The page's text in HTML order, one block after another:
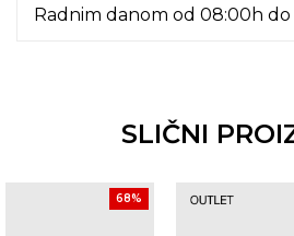
Radnim danom od 08:00h do
SLIČNI
68%